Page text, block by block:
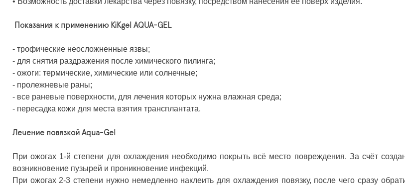
Показания к применению KiKgеl AQUA-GEL
- трофические неосложненные язвы;
- для снятия раздражения после химического пилинга;
- ожоги: термические, химические или солнечные;
- пролежневые раны;
- все раневые поверхности, для лечения которых нужна влажная среда;
- пересадка кожи для места взятия трансплантата.
Лечение повязкой Aqua-Gel
При ожогах 1-й степени для охлаждения необходимо покрыть всё место повреждения. За счёт
возникновение пузырей и проникновение инфекций.
При ожогах 2-3 степени нужно немедленно наклеить для охлаждения повязку, после чего сразу